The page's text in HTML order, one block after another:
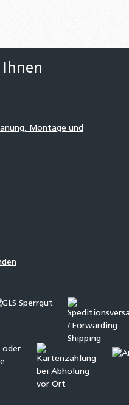
Montage und